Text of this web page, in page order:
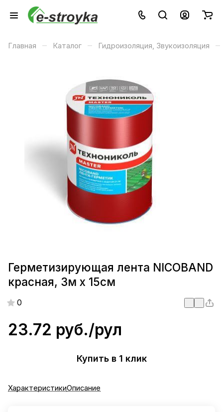
Главная – Каталог – Гидроизоляция, Звукоизоляция –
Герметизирующая лента NICOBAND
красная, 3м х 15см
0
23.72 руб./рул
Купить в 1 клик
ХарактеристикиОписание